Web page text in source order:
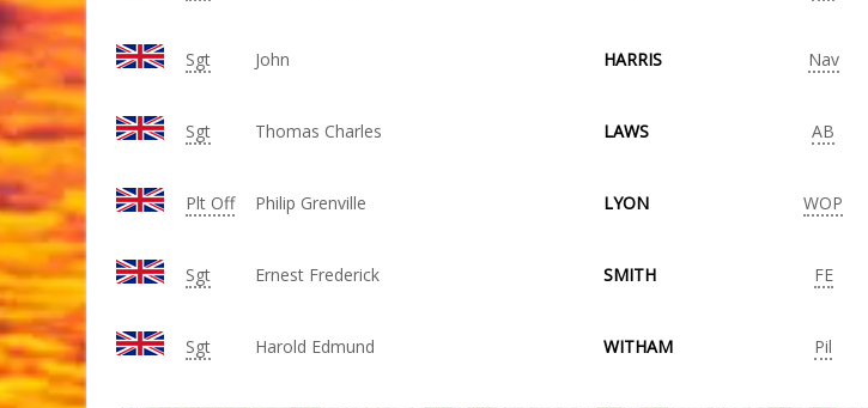
Sgt John HARRIS Nav
Sgt Thomas Charles LAWS AB
Plt Off Philip Grenville LYON WOP
Sgt Ernest Frederick SMITH FE
Sgt Harold Edmund WITHAM Pil